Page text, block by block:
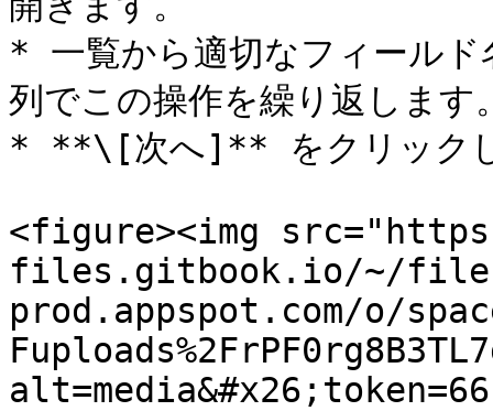
* 一覧から適切なフィールド
列でこの操作を繰り返します
* **\[次へ]** をクリックし
<figure><img
files.gitbook.io/~/
prod.appspot.com/o/